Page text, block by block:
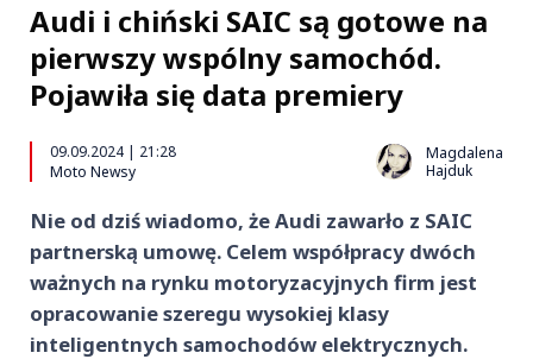
Audi i chiński SAIC są gotowe na
pierwszy wspólny samochód.
Pojawiła się data premiery
09.09.2024 | 21:28
Moto Newsy
Magdalena
Hajduk
Nie od dziś wiadomo, że Audi zawarło z SAIC
partnerską umowę. Celem współpracy dwóch
ważnych na rynku motoryzacyjnych firm jest
opracowanie szeregu wysokiej klasy
inteligentnych samochodów elektrycznych.